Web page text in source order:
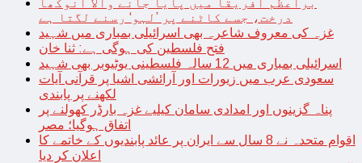
براعظم افریقا میں پایا جانے والا انوکھا
درخت، جسے کاٹنے پر ’لہو‘ رسنے لگتا ہے
غزہ کی معروف شاعرہ بھی اسرائیلی بمباری میں شہید
فتح فلسطین کی ہوگی ہے: ثنا خان
اسرائیلی بمباری میں 12 سالہ فلسطینی یوٹیوبر بھی شہید
سعودی عرب میں زیورات اور آرائشی اشیا پر قرآنی آیات
لکھنے پر پابندی
پناہ گزینوں اور امدادی سامان کیلیے غزہ بارڈر کھولنے پر
اتفاق ہوگیا؛ مصر
اقوام متحدہ نے 8 سال سے ایران پر عائد پابندیوں کے خاتمے کا
اعلان کر دیا